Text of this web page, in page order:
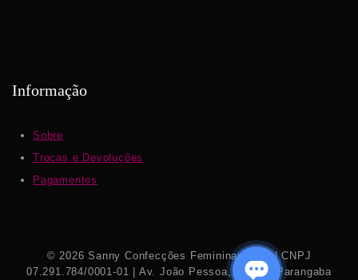
Informação
Sobre
Trocas e Devoluções
Pagamentos
© 2026 Sanny Confecções Femininas S.A. | CNPJ
07.291.784/0001-01 | Av. João Pessoa, 7.111 – Parangaba